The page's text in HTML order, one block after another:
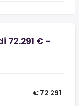
72.291 € -
€ 72 291